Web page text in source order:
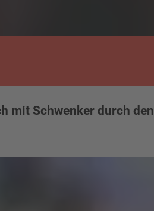
mit Schwenker durch den